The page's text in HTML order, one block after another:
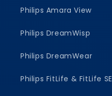
Philips Amara View
Philips DreamWisp
Philips DreamWear
Philips FitLife & FitLife SE